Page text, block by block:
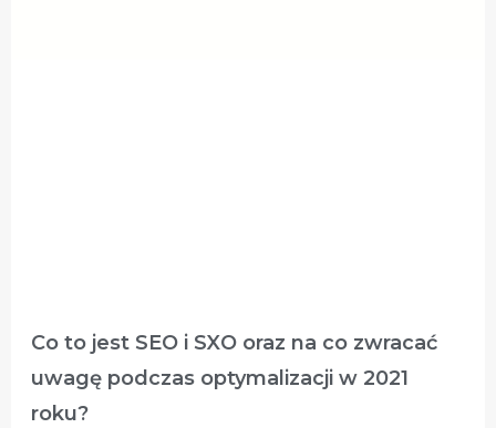
Co to jest SEO i SXO oraz na co zwracać
uwagę podczas optymalizacji w 2021
roku?